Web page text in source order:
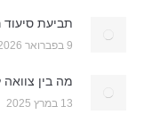
תביעת
9 בפברואר 2026
מה בין צוואה
13 במרץ 2025